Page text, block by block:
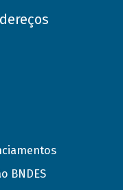
BNDES